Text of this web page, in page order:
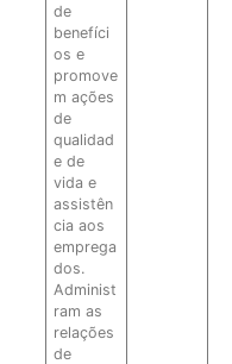
de
benefíci
os e
promove
m ações
de
qualidad
e de
vida e
assistên
cia aos
emprega
dos.
Administ
ram as
relações
de